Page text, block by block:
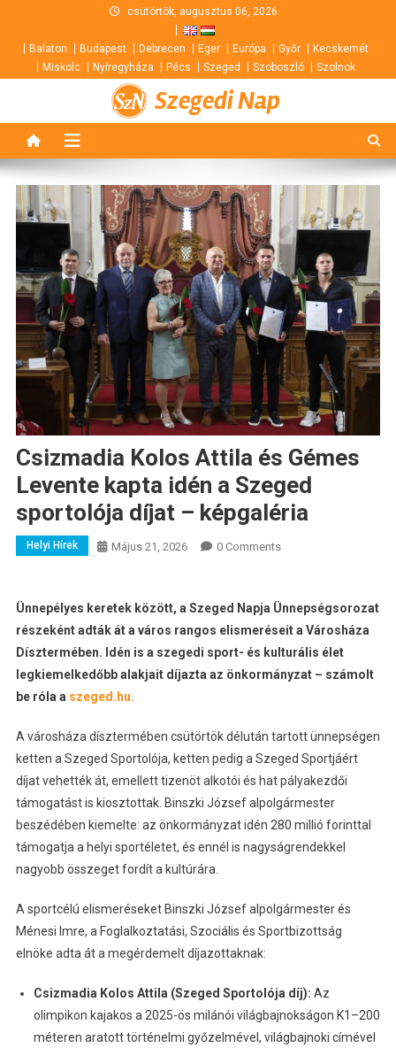
content
csütörtök, augusztus 06, 2026
Balaton Budapest Debrecen Eger Európa Győr
Kecskemét
Miskolc
Nyíregyháza Pécs Szeged Szoboszló Szolnok
Szegedi Nap
Csizmadia Kolos Attila és Gémes
Levente kapta idén a Szeged
sportolója díjat – képgaléria
Helyi Hírek Május 21, 2026 0 Comments
Ünnepélyes keretek között, a Szeged Napja Ünnepségsorozat
részeként adták át a város rangos elismeréseit a Városháza
Dísztermében. Idén is a szegedi sport- és kulturális élet
legkiemelkedőbb alakjait díjazta az önkormányzat – számolt
be róla a szeged.hu.
A városháza dísztermében csütörtök délután tartott ünnepségen
ketten a Szeged Sportolója, ketten pedig a Szeged Sportjáért
díjat vehették át, emellett tizenöt alkotói és hat pályakezdői
támogatást is kiosztottak. Binszki József alpolgármester
beszédében kiemelte: az önkormányzat idén 280 millió forinttal
támogatja a helyi sportéletet, és ennél is nagyságrendekkel
nagyobb összeget fordít a kultúrára.
A sportcélú elismeréseket Binszki József alpolgármester és
Ménesi Imre, a Foglalkoztatási, Szociális és Sportbizottság
elnöke adta át a megérdemelt díjazottaknak:
Csizmadia Kolos Attila (Szeged Sportolója díj): Az
olimpikon kajakos a 2025-ös milánói világbajnokságon K1–200
méteren aratott történelmi győzelmével, világbajnoki címével